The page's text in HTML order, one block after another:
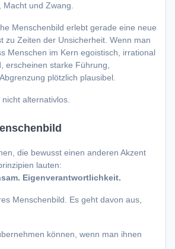
Macht und Zwang.
Menschenbild erlebt gerade eine neue
zu Zeiten der Unsicherheit. Wenn man
Menschen im Kern egoistisch, irrational
erscheinen starke Führung,
plötzlich plausibel.
alternativlos.
die bewusst einen anderen Akzent
lauten:
Eigenverantwortlichkeit.
Menschenbild. Es geht davon aus,
können, wenn man ihnen